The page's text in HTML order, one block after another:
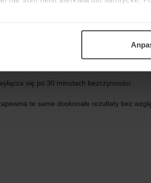
fryzury dla wszechstronnej stylizacji.
on/off oraz wskaźnikami świetlnymi
długości
się po 30 minutach bezczynności.
te same doskonałe rezultaty bez